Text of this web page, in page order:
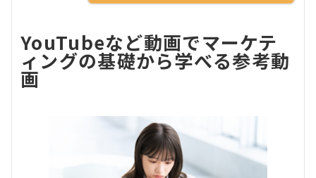
YouTubeなど動画でマーケテ
ィングの基礎から学べる参考動
画